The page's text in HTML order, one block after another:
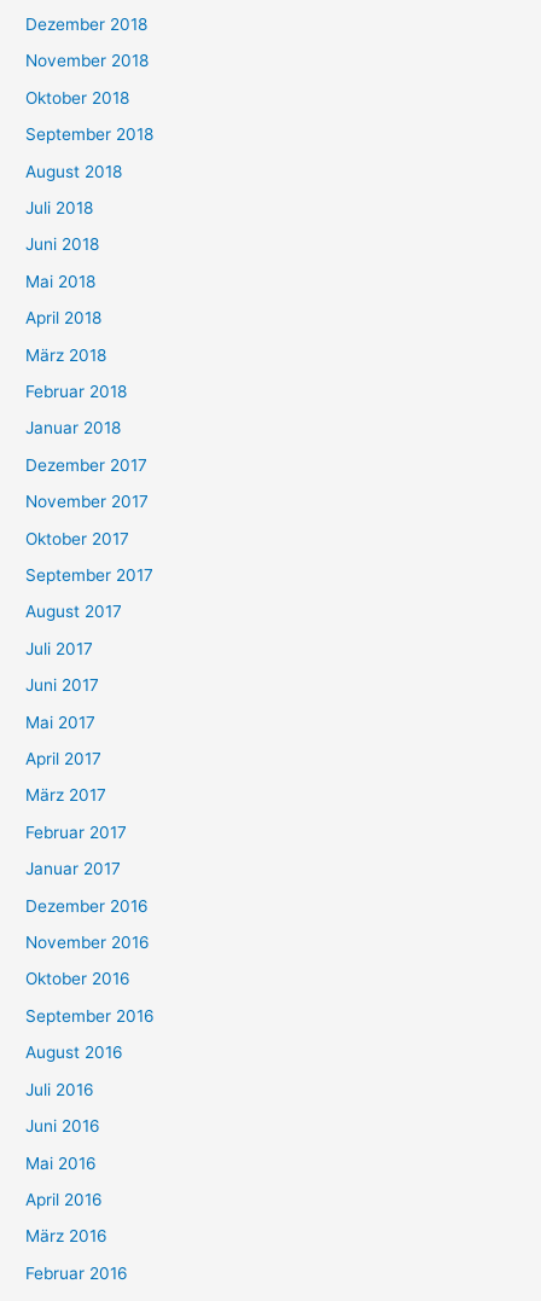
Dezember 2018
November 2018
Oktober 2018
September 2018
August 2018
Juli 2018
Juni 2018
Mai 2018
April 2018
März 2018
Februar 2018
Januar 2018
Dezember 2017
November 2017
Oktober 2017
September 2017
August 2017
Juli 2017
Juni 2017
Mai 2017
April 2017
März 2017
Februar 2017
Januar 2017
Dezember 2016
November 2016
Oktober 2016
September 2016
August 2016
Juli 2016
Juni 2016
Mai 2016
April 2016
März 2016
Februar 2016